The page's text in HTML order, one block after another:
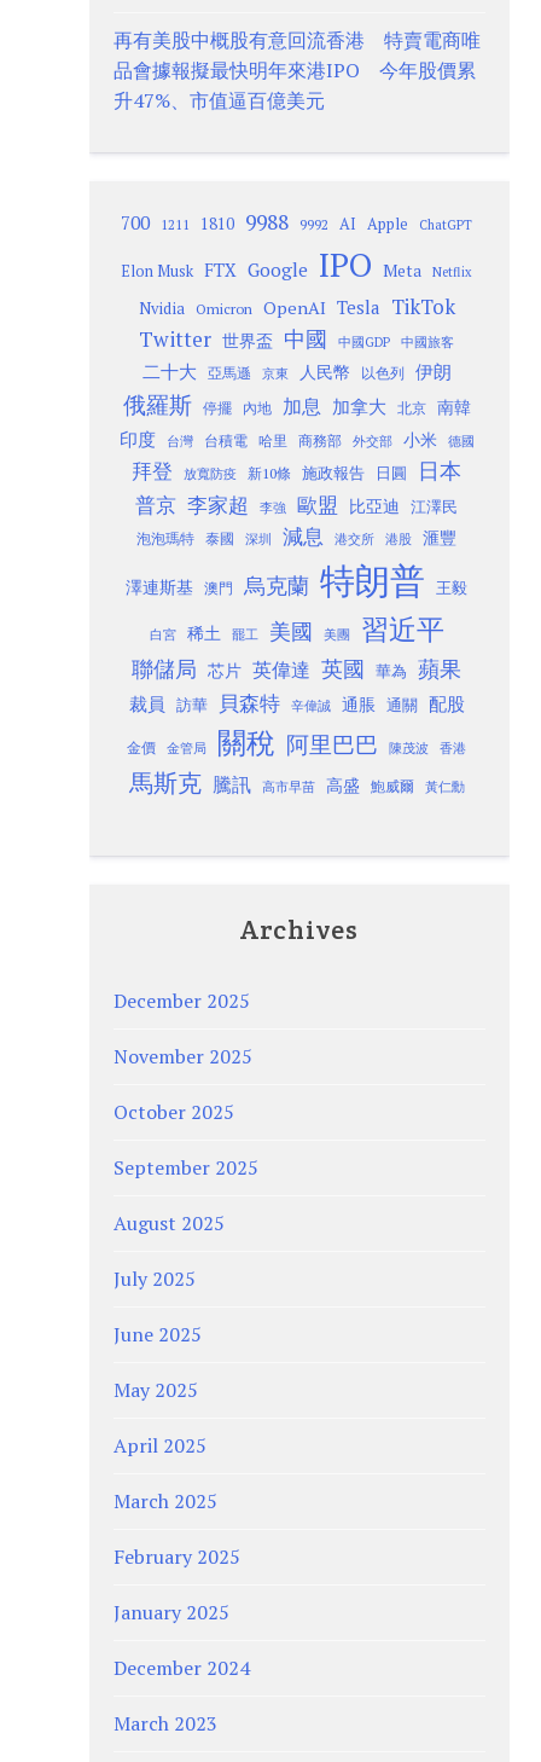
再有美股中概股有意回流香港 特賣電商唯
品會據報擬最快明年來港IPO 今年股價累
升47%、市值逼百億美元
700 1211 1810 9988 9992 AI Apple ChatGPT
Elon Musk FTX Google IPO Meta Netflix
Nvidia Omicron OpenAI Tesla TikTok
Twitter 世界盃 中國 中國GDP 中國旅客
二十大 亞馬遜 京東 人民幣 以色列 伊朗
俄羅斯 停擺 內地 加息 加拿大 北京
南韓
印度
台灣 台積電 哈里 商務部 外交部 小米 德國
拜登 放寬防疫 新10條 施政報告 日圓 日本
普京 李家超 李強 歐盟 比亞迪 江澤民
泡泡瑪特 泰國 深圳 減息 港交所 港股 滙豐
澤連斯基 澳門 烏克蘭 特朗普 王毅
白宮 稀土 罷工 美國 美團 習近平
聯儲局 芯片 英偉達 英國 華為 蘋果
裁員 訪華 貝森特 辛偉誠 通脹 通關 配股
金價 金管局 關稅 阿里巴巴 陳茂波 香港
馬斯克 騰訊 高市早苗 高盛 鮑威爾 黃仁勳
Archives
December 2025
November 2025
October 2025
September 2025
August 2025
July 2025
June 2025
May 2025
April 2025
March 2025
February 2025
January 2025
December 2024
March 2023